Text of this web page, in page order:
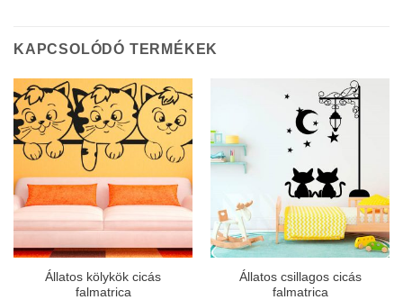
KAPCSOLÓDÓ TERMÉKEK
Állatos kölykök cicás
falmatrica
Állatos csillagos cicás
falmatrica